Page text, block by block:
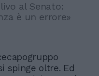
al Senato:
è un errore»
spinge oltre. Ed